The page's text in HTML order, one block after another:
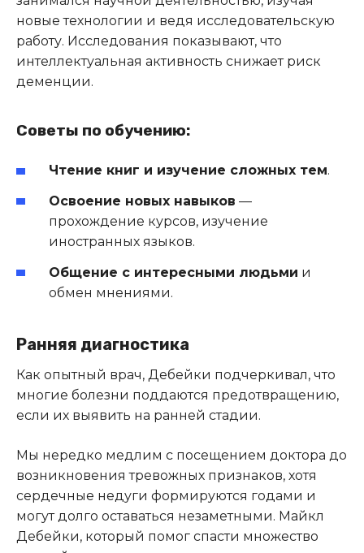
новые технологии и ведя исследовательскую
работу. Исследования показывают, что
интеллектуальная активность снижает риск
деменции.
Советы по обучению:
Чтение книг и изучение сложных тем.
Освоение новых навыков —
прохождение курсов, изучение
иностранных языков.
Общение с интересными людьми и
обмен мнениями.
Ранняя диагностика
Как опытный врач, Дебейки подчеркивал, что
многие болезни поддаются предотвращению,
если их выявить на ранней стадии.
Мы нередко медлим с посещением доктора до
возникновения тревожных признаков, хотя
сердечные недуги формируются годами и
могут долго оставаться незаметными. Майкл
Дебейки, который помог спасти множество